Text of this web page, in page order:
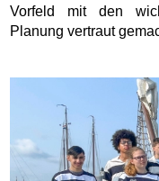
Vorfeld mit den
Planung vertraut